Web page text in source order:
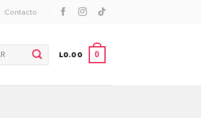
Contacto
L0.00 0